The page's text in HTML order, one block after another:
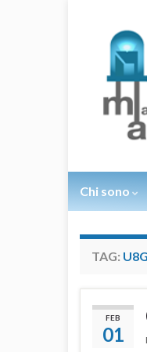
Chi sono
TAG:
FEB
01